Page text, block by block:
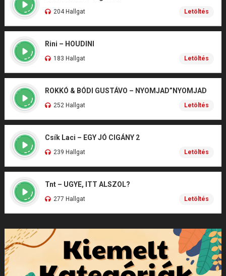
204 Hallgat Letöltés
Rini – HOUDINI
183 Hallgat Letöltés
ROKKÓ & BÓDI GUSTÁVO – NYOMJAD”NYOMJAD
252 Hallgat Letöltés
Csík Laci – EGY JÓ CIGÁNY 2
239 Hallgat Letöltés
Tnt – UGYE, ITT ALSZOL?
277 Hallgat Letöltés